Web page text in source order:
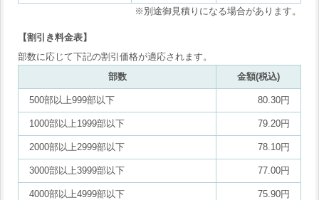
※別途御見積りになる場合があります。
【割引き料金表】
部数に応じて下記の割引価格が適応されます。
部数
金額(税込)
500部以上999部以下 80.30円
1000部以上1999部以下 79.20円
2000部以上2999部以下 78.10円
3000部以上3999部以下 77.00円
4000部以上4999部以下 75.90円